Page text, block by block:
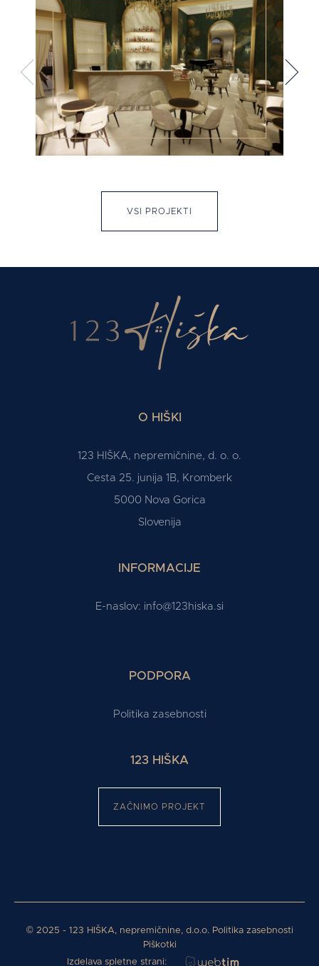
VSI PROJEKTI
O HIŠKI
123 HIŠKA, nepremičnine, d. o. o.
Cesta 25. junija 1B, Kromberk
5000 Nova Gorica
Slovenija
INFORMACIJE
E-naslov: info@123hiska.si
PODPORA
Politika zasebnosti
123 HIŠKA
ZAČNIMO PROJEKT
© 2025 - 123 HIŠKA, nepremičnine, d.o.o. Politika zasebnosti
Piškotki
Izdelava spletne strani: